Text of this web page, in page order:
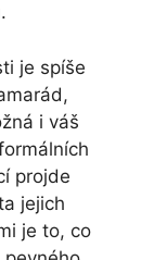
je spíše
i váš
projde
jejich
je to, co